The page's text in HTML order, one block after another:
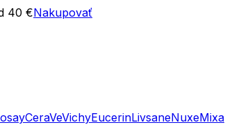
40 €Nakupovať
CeraVeVichyEucerinLivsaneNuxeMixa